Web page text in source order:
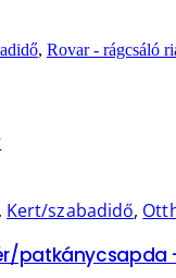
, Rovar - rágcsáló
, Kert/szabadidő,